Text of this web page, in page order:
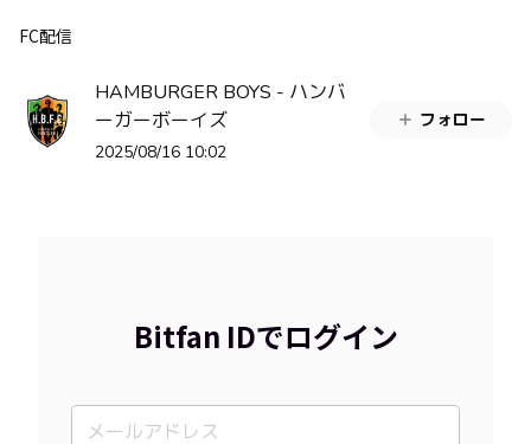
FC配信
HAMBURGER BOYS - ハンバ
ーガーボーイズ
2025/08/16 10:02
フォロー
Bitfan IDでログイン